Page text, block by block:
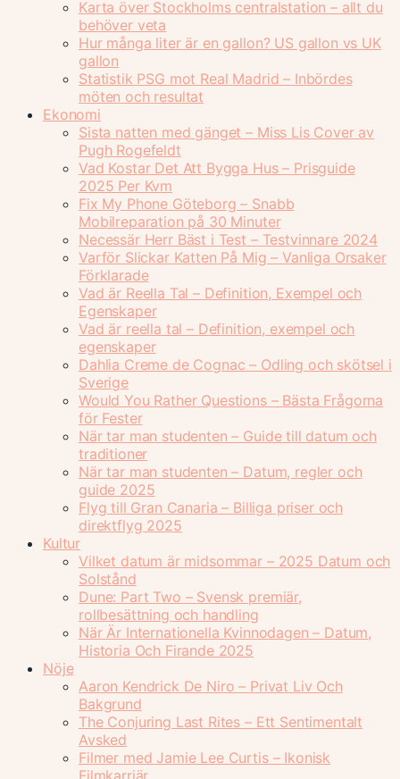
Karta över Stockholms centralstation – allt du
behöver veta
Hur många liter är en gallon? US gallon vs UK
gallon
Statistik PSG mot Real Madrid – Inbördes
möten och resultat
Ekonomi
Sista natten med gänget – Miss Lis Cover av
Pugh Rogefeldt
Vad Kostar Det Att Bygga Hus – Prisguide
2025 Per Kvm
Fix My Phone Göteborg – Snabb
Mobilreparation på 30 Minuter
Necessär Herr Bäst i Test – Testvinnare 2024
Varför Slickar Katten På Mig – Vanliga Orsaker
Förklarade
Vad är Reella Tal – Definition, Exempel och
Egenskaper
Vad är reella tal – Definition, exempel och
egenskaper
Dahlia Creme de Cognac – Odling och skötsel i
Sverige
Would You Rather Questions – Bästa Frågorna
för Fester
När tar man studenten – Guide till datum och
traditioner
När tar man studenten – Datum, regler och
guide 2025
Flyg till Gran Canaria – Billiga priser och
direktflyg 2025
Kultur
Vilket datum är midsommar – 2025 Datum och
Solstånd
Dune: Part Two – Svensk premiär,
rollbesättning och handling
När Är Internationella Kvinnodagen – Datum,
Historia Och Firande 2025
Nöje
Aaron Kendrick De Niro – Privat Liv Och
Bakgrund
The Conjuring Last Rites – Ett Sentimentalt
Avsked
Filmer med Jamie Lee Curtis – Ikonisk
Filmkarriär